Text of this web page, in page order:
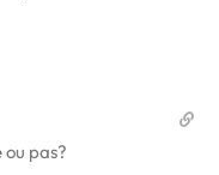
pas?